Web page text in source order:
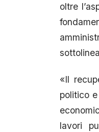
oltre
«Il
politico
lavori